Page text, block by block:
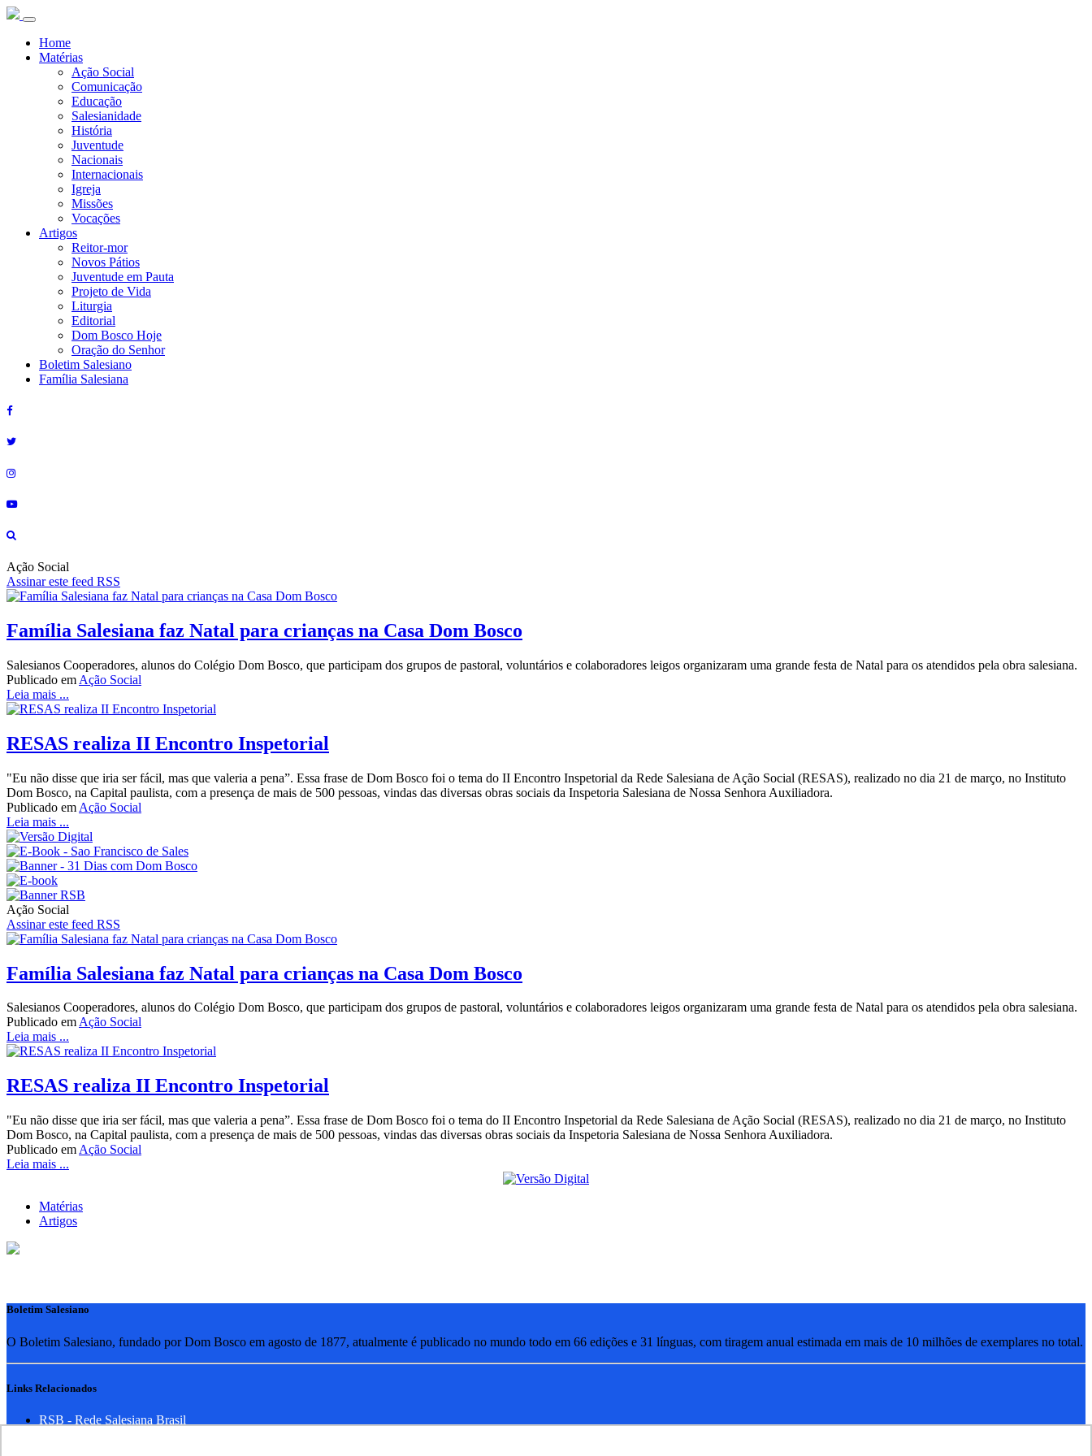
Home
Matérias
Ação Social
Comunicação
Educação
Salesianidade
História
Juventude
Nacionais
Internacionais
Igreja
Missões
Vocações
Artigos
Reitor-mor
Novos Pátios
Juventude em Pauta
Projeto de Vida
Liturgia
Editorial
Dom Bosco Hoje
Oração do Senhor
Boletim Salesiano
Família Salesiana
Ação Social
Assinar este feed RSS
Família Salesiana faz Natal para crianças na Casa Dom Bosco
Salesianos Cooperadores, alunos do Colégio Dom Bosco, que participam dos grupos de pastoral, voluntários e colaboradores leigos organizaram uma grande festa de Natal para os atendidos pela obra salesiana.
Publicado em Ação Social
Leia mais ...
RESAS realiza II Encontro Inspetorial
"Eu não disse que iria ser fácil, mas que valeria a pena”. Essa frase de Dom Bosco foi o tema do II Encontro Inspetorial da Rede Salesiana de Ação Social (RESAS), realizado no dia 21 de março, no Instituto
Dom Bosco, na Capital paulista, com a presença de mais de 500 pessoas, vindas das diversas obras sociais da Inspetoria Salesiana de Nossa Senhora Auxiliadora.
Publicado em Ação Social
Leia mais ...
Ação Social
Assinar este feed RSS
Família Salesiana faz Natal para crianças na Casa Dom Bosco
Salesianos Cooperadores, alunos do Colégio Dom Bosco, que participam dos grupos de pastoral, voluntários e colaboradores leigos organizaram uma grande festa de Natal para os atendidos pela obra salesiana.
Publicado emAção Social
Leia mais ...
RESAS realiza II Encontro Inspetorial
"Eu não disse que iria ser fácil, mas que valeria a pena”. Essa frase de Dom Bosco foi o tema do II Encontro Inspetorial da Rede Salesiana de Ação Social (RESAS), realizado no dia 21 de março, no Instituto
Dom Bosco, na Capital paulista, com a presença de mais de 500 pessoas, vindas das diversas obras sociais da Inspetoria Salesiana de Nossa Senhora Auxiliadora.
Publicado em Ação Social
Leia mais ...
Matérias
Artigos
Boletim Salesiano
O Boletim Salesiano, fundado por Dom Bosco em agosto de 1877, atualmente é publicado no mundo todo em 66 edições e 31 línguas, com tiragem anual estimada em mais de 10 milhões de exemplares no total.
Links Relacionados
RSB - Rede Salesiana Brasil